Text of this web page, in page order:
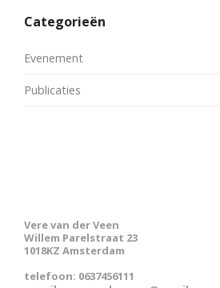
Categorieën
Evenement
Publicaties
Vere van der Veen
Willem Parelstraat 23
1018KZ Amsterdam
telefoon: 0637456111